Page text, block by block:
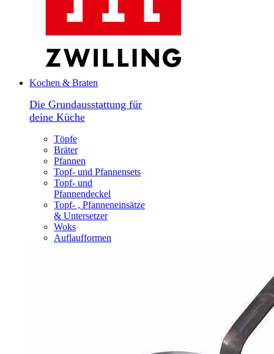
Kochen & Braten
Die Grundausstattung für
deine Küche
Töpfe
Bräter
Pfannen
Topf- und Pfannensets
Topf- und
Pfannendeckel
Topf- , Pfanneneinsätze
& Untersetzer
Woks
Auflaufformen